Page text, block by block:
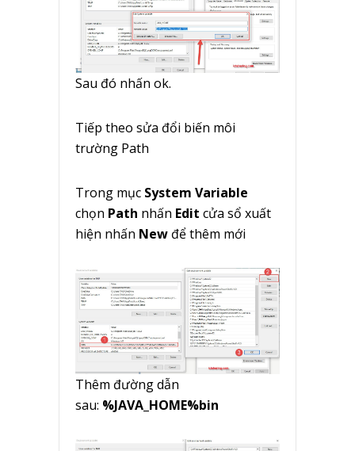
Sau đó nhấn ok.
Tiếp theo sửa đổi biến môi
trường Path
Trong mục System Variable
chọn Path nhấn Edit cửa sổ xuất
hiện nhấn New để thêm mới
Thêm đường dẫn
sau: %JAVA_HOME%bin